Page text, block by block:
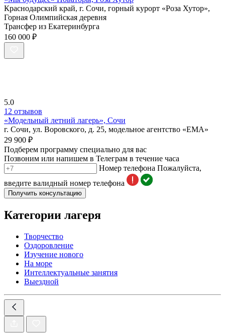
Краснодарский край, г. Сочи, горный курорт «Роза Хутор»,
Горная Олимпийская деревня
Трансфер из Екатеринбурга
160 000 ₽
5.0
12 отзывов
«Модельный летний лагерь», Сочи
г. Сочи, ул. Воровского, д. 25, модельное агентство «EMA»
29 900 ₽
Подберем программу специально для вас
Позвоним или напишем в Телеграм в течение часа
Номер телефона Пожалуйста,
введите валидный номер телефона
Получить консультацию
Категории лагеря
Творчество
Оздоровление
Изучение нового
На море
Интеллектуальные занятия
Выездной